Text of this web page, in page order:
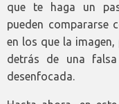
que te haga un
pueden compararse
en los que la
detrás de una
desenfocada.